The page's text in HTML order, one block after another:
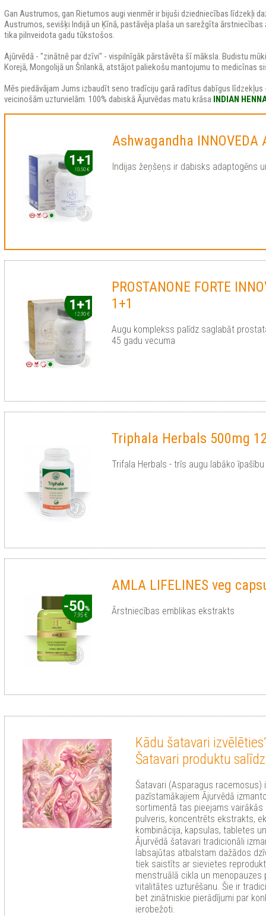
Gan Austrumos, gan Rietumos augi vienmēr ir bijuši dziedniecības līdzekļi
Austrumos, sevišķi Indijā un Ķīnā, pastāvēja plaša un sarežgīta
tika pilnveidota gadu tūkstošos.
Ajūrvēdā - "zinātnē par dzīvi" - vispilnīgāk pārstāvēta šī māksla. Budistu
Korejā, Mongolijā un Šrilankā, atstājot paliekošu mantojumu to medicīnas
Mēs piedāvājam Jums izbaudīt seno tradīciju garā radītus dabīgus
veicinošām uzturvielām. 100% dabiskā Ājurvēdas matu krāsa INDIAN
Ashwagandha INNOVEDA
Indijas žeņšeņs ir dabisks adaptogēns
PROSTANONE FORTE
1+1
Augu komplekss palīdz saglabāt
45 gadu vecuma
Triphala Herbals 500mg
Trifala Herbals - trīs augu labāko
AMLA LIFELINES veg
Ārstniecības emblikas ekstrakts
Kādu šatavari
Šatavari produktu
Šatavari (Asparagus racemosus)
pazīstamākajiem Ājurvēdā
sortimentā tas pieejams
pulveris, koncentrēts ekstrakts,
kombinācija, kapsulas, tabletes
Ājurvēdā šatavari tradicionāli
labsajūtas atbalstam dažādos
tiek saistīts ar sievietes
menstruālā cikla un menopauzes
vitalitātes uzturēšanu. Šie ir
bet zinātniskie pierādījumi par
ierobežoti.